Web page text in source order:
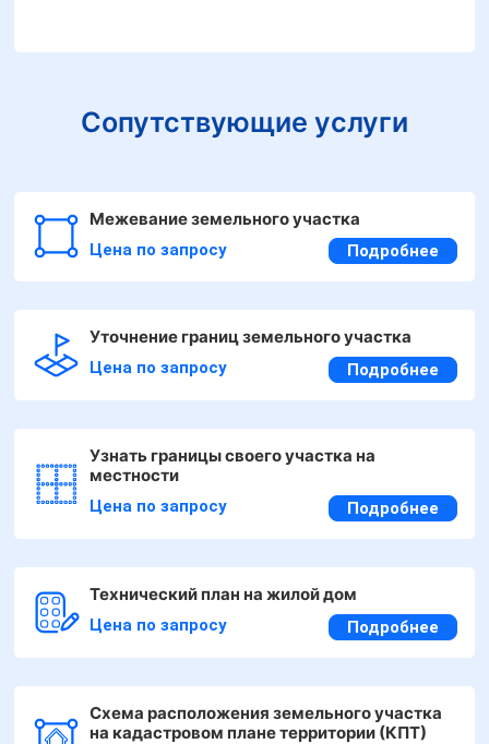
Сопутствующие услуги
Межевание земельного участка
Цена по запросу Подробнее
Уточнение границ земельного участка
Цена по запросу Подробнее
Узнать границы своего участка на
местности
Цена по запросу Подробнее
Технический план на жилой дом
Цена по запросу Подробнее
Схема расположения земельного участка
на кадастровом плане территории (КПТ)